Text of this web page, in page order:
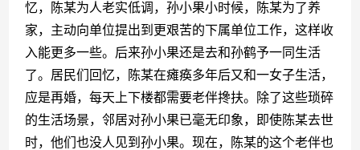
忆，陈某为人老实低调，孙小果小时候，陈某为了养
家，主动向单位提出到更艰苦的下属单位工作，这样收
入能更多一些。后来孙小果还是去和孙鹤予一同生活
了。居民们回忆，陈某在瘫痪多年后又和一女子生活，
应是再婚，每天上下楼都需要老伴搀扶。除了这些琐碎
的生活场景，邻居对孙小果已毫无印象，即使陈某去世
时，他们也没人见到孙小果。现在，陈某的这个老伴也